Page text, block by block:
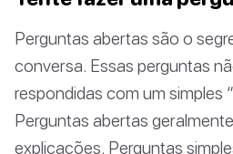
Perguntas abertas são o
conversa. Essas perguntas
respondidas com um simples
Perguntas abertas
explicações. Perguntas